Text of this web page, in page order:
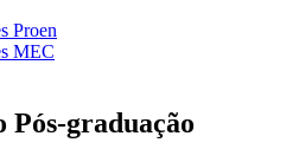
Proen
MEC
Pós-graduação